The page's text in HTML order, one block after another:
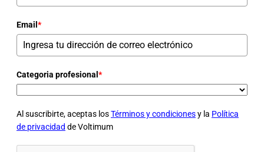
Email *
Categoria profesional *
Al suscribirte, aceptas losTérminos y condicionesy la Política
de privacidad de Voltimum